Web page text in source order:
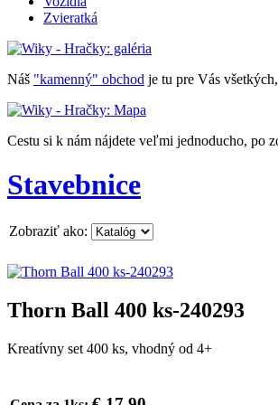
Zvieratká
Náš "kamenný" obchod je tu pre Vás
Cestu si k nám nájdete veľmi jednoducho, po
Stavebnice
Zobraziť ako:
Thorn Ball 400 ks-240293
Kreatívny set 400 ks, vhodný od 4+